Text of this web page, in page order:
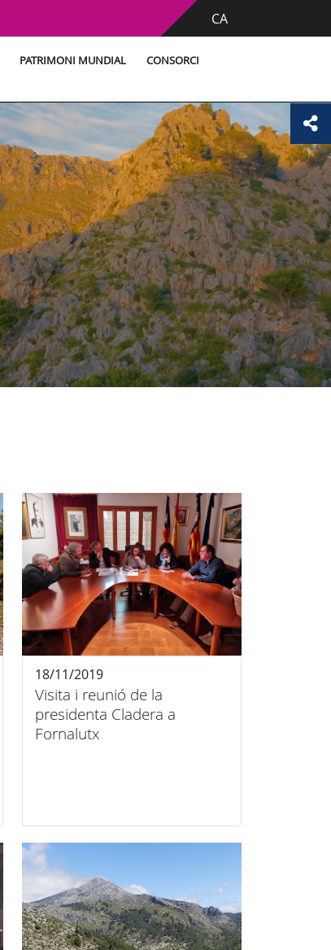
CA
PATRIMONI MUNDIAL CONSORCI
Visita i reunió de la
presidenta Cladera a
Fornalutx
18/11/2019